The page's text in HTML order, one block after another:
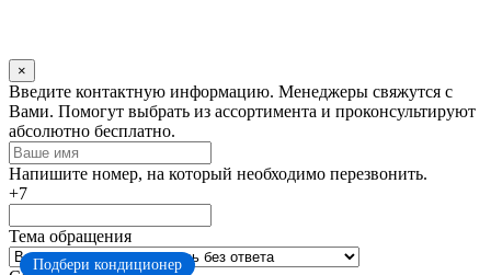
Подбери кондиционер
×
Оставьте
это
поле
пустым
Введите контактную информацию. Менеджеры свяжутся с
Вами. Помогут выбрать из ассортимента и проконсультируют
абсолютно бесплатно.
Напишите номер, на который необходимо перезвонить.
+7
Тема обращения